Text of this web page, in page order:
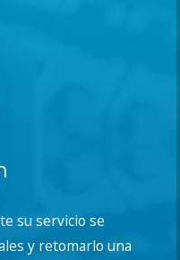
su servicio se
y retomarlo una